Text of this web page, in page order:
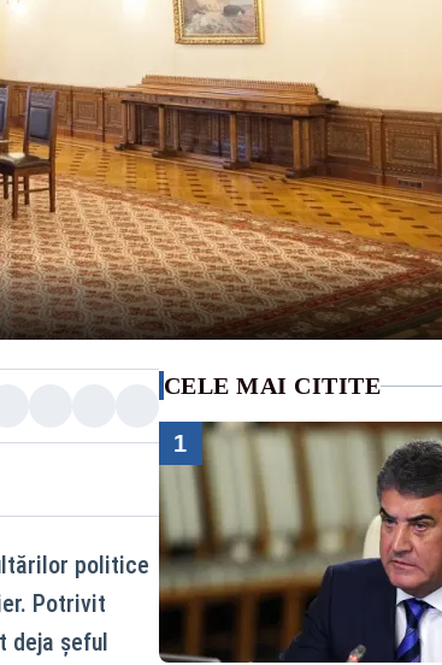
politice
Potrivit
deja șeful
CELE MAI CITITE
1